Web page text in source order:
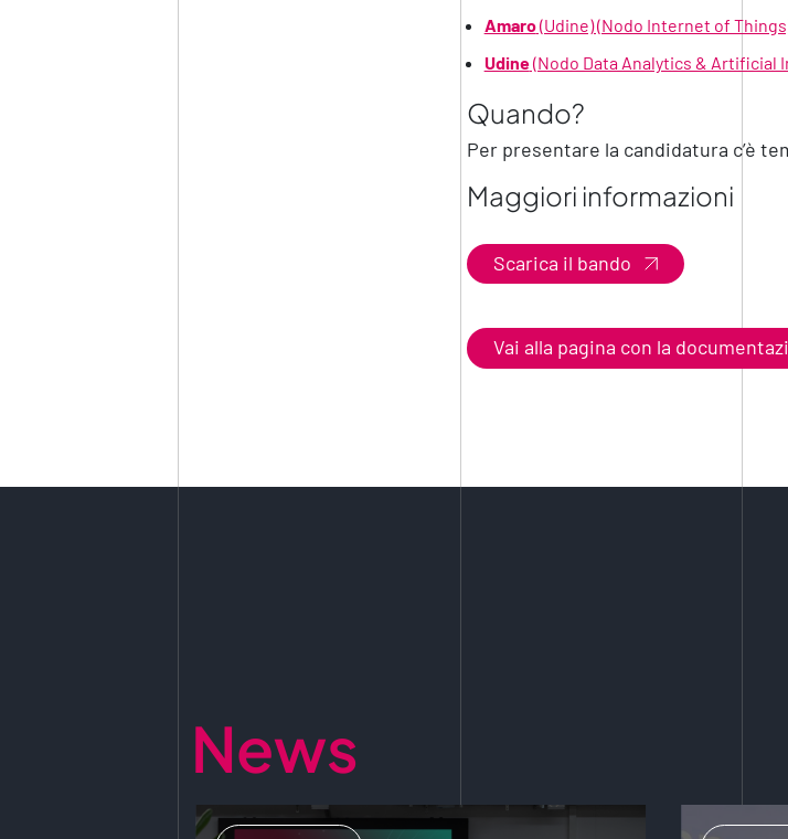
Amaro(Udine) (Nodo Internet of
Udine(Nodo Data Analytics & Artificial
Quando?
Per presentare la candidatura c’è
Maggiori informazioni
Scarica il bando
Vai alla pagina con la
News